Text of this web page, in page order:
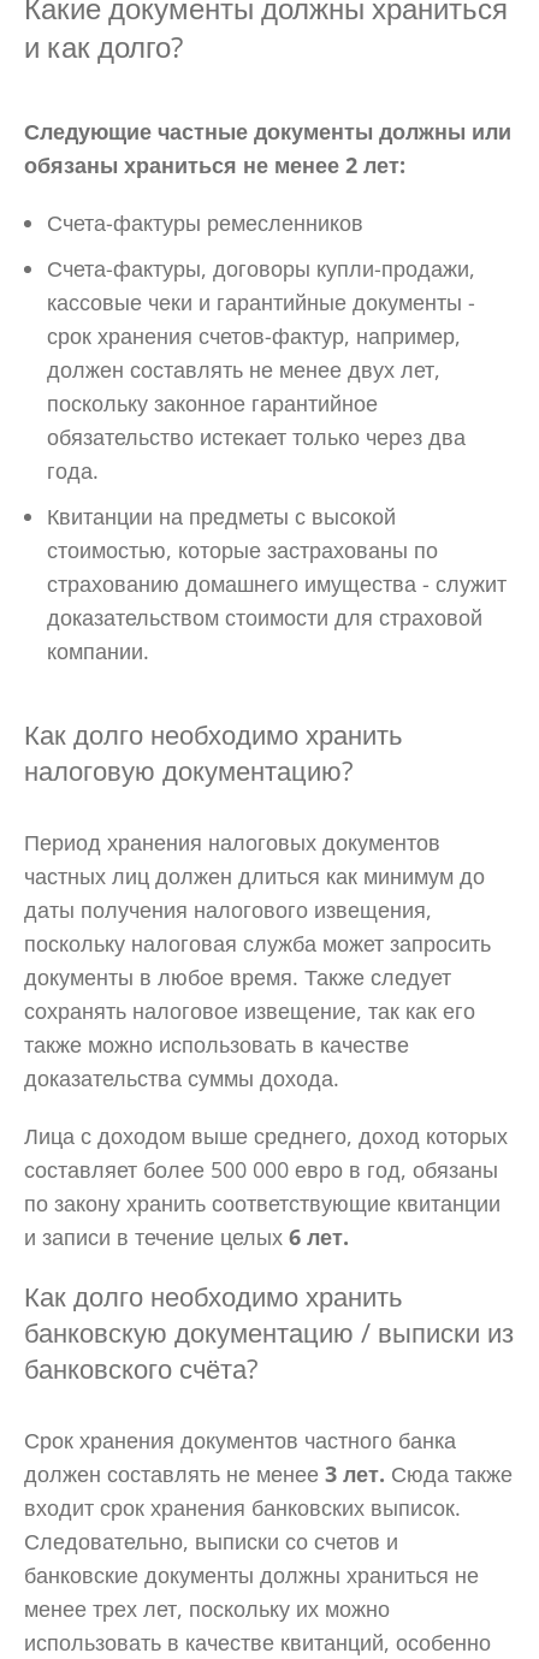
Какие документы должны храниться
и как долго?
Следующие частные документы должны или
обязаны храниться не менее 2 лет:
Счета-фактуры ремесленников
Счета-фактуры, договоры купли-продажи,
кассовые чеки и гарантийные документы -
срок хранения счетов-фактур, например,
должен составлять не менее двух лет,
поскольку законное гарантийное
обязательство истекает только через два
года.
Квитанции на предметы с высокой
стоимостью, которые застрахованы по
страхованию домашнего имущества - служит
доказательством стоимости для страховой
компании.
Как долго необходимо хранить
налоговую документацию?
Период хранения налоговых документов
частных лиц должен длиться как минимум до
даты получения налогового извещения,
поскольку налоговая служба может запросить
документы в любое время. Также следует
сохранять налоговое извещение, так как его
также можно использовать в качестве
доказательства суммы дохода.
Лица с доходом выше среднего, доход которых
составляет более 500 000 евро в год, обязаны
по закону хранить соответствующие квитанции
и записи в течение целых 6 лет.
Как долго необходимо хранить
банковскую документацию / выписки из
банковского счёта?
Срок хранения документов частного банка
должен составлять не менее 3 лет. Сюда также
входит срок хранения банковских выписок.
Следовательно, выписки со счетов и
банковские документы должны храниться не
менее трех лет, поскольку их можно
использовать в качестве квитанций, особенно